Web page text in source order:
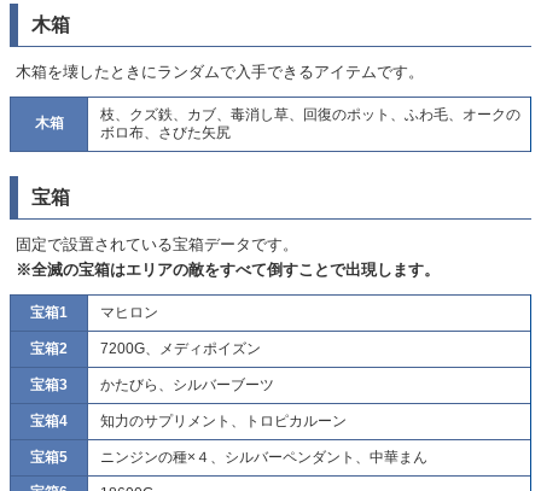
木箱
木箱を壊したときにランダムで入手できるアイテムです。
木箱
枝、クズ鉄、カブ、毒消し草、回復のポット、ふわ毛、オークの
ボロ布、さびた矢尻
宝箱
固定で設置されている宝箱データです。
※全滅の宝箱はエリアの敵をすべて倒すことで出現します。
宝箱1 マヒロン
宝箱2 7200G、メディポイズン
宝箱3 かたびら、シルバーブーツ
宝箱4 知力のサプリメント、トロピカルーン
宝箱5 ニンジンの種×４、シルバーペンダント、中華まん